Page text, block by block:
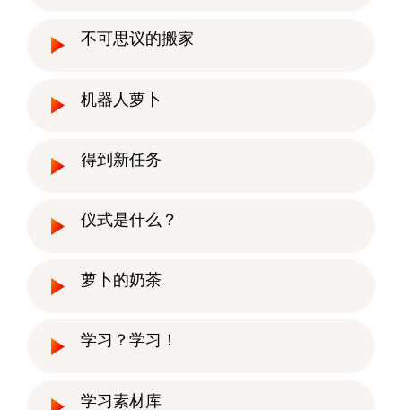
不可思议的搬家
机器人萝卜
得到新任务
仪式是什么？
萝卜的奶茶
学习？学习！
学习素材库